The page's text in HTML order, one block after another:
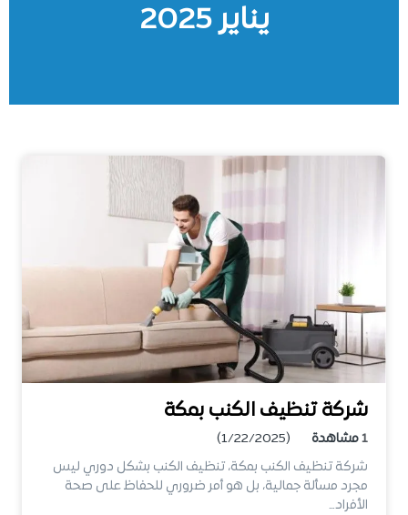
يناير 2025
شركة تنظيف الكنب بمكة
1مشاهدة
(1/22/2025)
شركة تنظيف الكنب بمكة، تنظيف الكنب بشكل دوري ليس
مجرد مسألة جمالية، بل هو أمر ضروري للحفاظ على صحة
الأفراد…